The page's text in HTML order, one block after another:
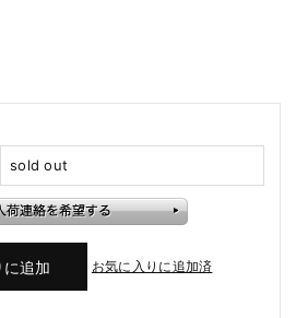
sold out
お気に入りに追加済